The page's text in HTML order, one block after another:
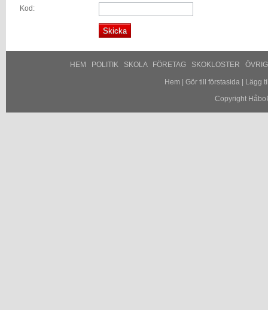
Kod:
HEM POLITIK SKOLA FÖRETAG SKOKLOSTER
Hem Gör till förstasida|
Lägg
Copyright